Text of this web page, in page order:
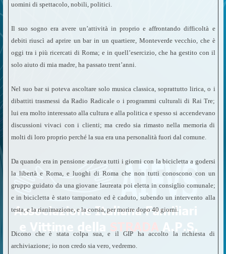
uomini di spettacolo, nobili, politici.
Il suo sogno era avere un’attività in proprio e affrontando difficoltà e
debiti riuscì ad aprire un bar in un quartiere, Monteverde vecchio, che è
oggi tra i più ricercati di Roma; e in quell’esercizio, che ha gestito con il
solo aiuto di mia madre, ha passato trent’anni.
Nel suo bar si poteva ascoltare solo musica classica, soprattutto lirica, o i
dibattiti trasmessi da Radio Radicale o i programmi culturali di Rai Tre;
lui era molto interessato alla cultura e alla politica e spesso si accendevano
discussioni vivaci con i clienti; ma credo sia rimasto nella memoria di
molti di loro proprio perché la sua era una personalità fuori dal comune.
Da quando era in pensione andava tutti i giorni con la bicicletta a godersi
la libertà e Roma, e luoghi di Roma che non tutti conoscono con un
gruppo guidato da una giovane laureata poi eletta in consiglio comunale;
e in bicicletta è stato tamponato ed è caduto, subendo un intervento alla
testa, e la rianimazione, e la corsia, per morire dopo 40 giorni.
Dicono che è stata colpa sua, e il GIP ha accolto la richiesta di
archiviazione; io non credo sia vero, vedremo.